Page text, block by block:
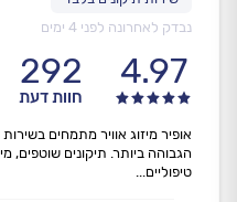
נבדק לאחרונה לפני 4 ימים
4.97
292
חוות דעת
אופיר מיזוג אוויר מתמחים
הגבוהה ביותר. תיקונים שוטפים,
טיפוליים...